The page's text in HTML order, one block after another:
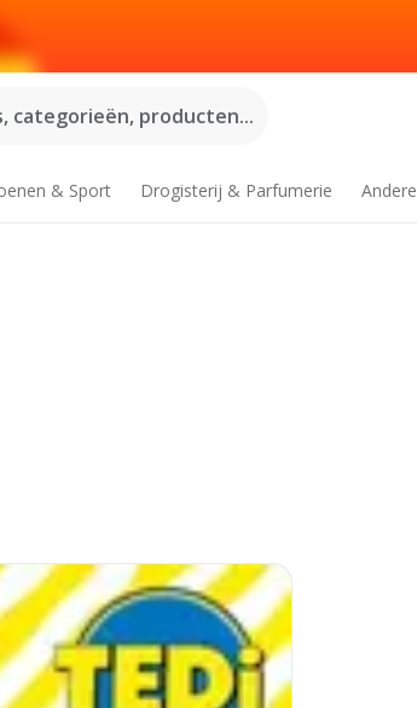
categorieën, producten...
& Sport Drogisterij & Parfumerie Andere